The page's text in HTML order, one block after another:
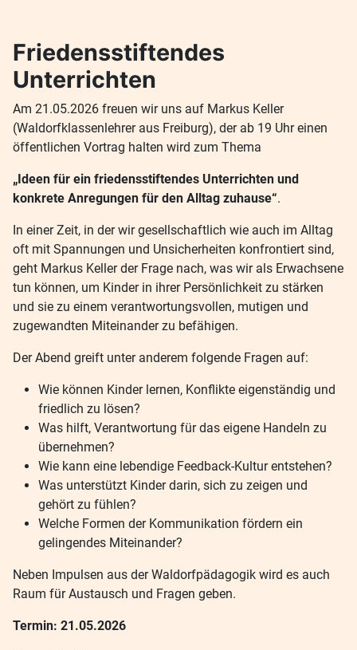
Friedensstiftendes
Unterrichten
Am 21.05.2026 freuen wir uns auf Markus Keller
(Waldorfklassenlehrer aus Freiburg), der ab 19 Uhr einen
öffentlichen Vortrag halten wird zum Thema
„Ideen für ein friedensstiftendes Unterrichten und
konkrete Anregungen für den Alltag zuhause“.
In einer Zeit, in der wir gesellschaftlich wie auch im Alltag
oft mit Spannungen und Unsicherheiten konfrontiert sind,
geht Markus Keller der Frage nach, was wir als Erwachsene
tun können, um Kinder in ihrer Persönlichkeit zu stärken
und sie zu einem verantwortungsvollen, mutigen und
zugewandten Miteinander zu befähigen.
Der Abend greift unter anderem folgende Fragen auf:
Wie können Kinder lernen, Konflikte eigenständig und
friedlich zu lösen?
Was hilft, Verantwortung für das eigene Handeln zu
übernehmen?
Wie kann eine lebendige Feedback-Kultur entstehen?
Was unterstützt Kinder darin, sich zu zeigen und
gehört zu fühlen?
Welche Formen der Kommunikation fördern ein
gelingendes Miteinander?
Neben Impulsen aus der Waldorfpädagogik wird es auch
Raum für Austausch und Fragen geben.
Termin: 21.05.2026